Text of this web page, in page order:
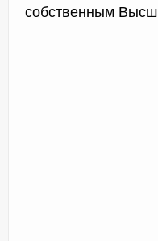
собственным